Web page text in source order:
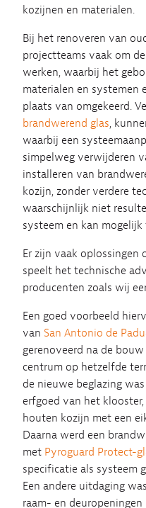
kozijnen en materialen.
Bij het renoveren van
projectteams vaak om
werken, waarbij het
materialen en systemen
plaats van omgekeerd.
brandwerend glas,
waarbij een
simpelweg verwijderen
installeren van
kozijn, zonder verdere
waarschijnlijk niet
systeem en kan
Er zijn vaak
speelt het technische
producenten zoals wij
Een goed voorbeeld
van San Antonio de
gerenoveerd na de
centrum op hetzelfde
de nieuwe beglazing
erfgoed van het
houten kozijn met een
Daarna werd een
met Pyroguard Protect-
specificatie als systeem
Een andere uitdaging
raam- en